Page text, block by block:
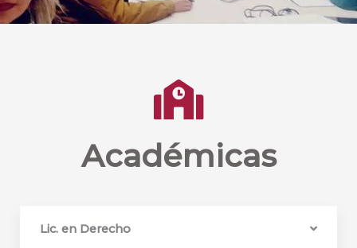
Académicas
Lic. en Derecho